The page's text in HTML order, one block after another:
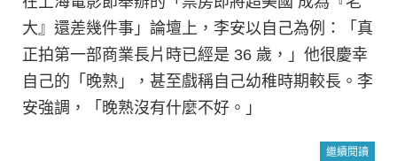
大』還差幾件事」論壇上，李安以自己為例：「真
正拍第一部商業長片時已經是 36 歲，」他很慶幸
自己的「晚熟」，甚至戲稱自己幼稚時期較長。李
安強調，「晚熟沒有什麼不好。」
繼續閱讀